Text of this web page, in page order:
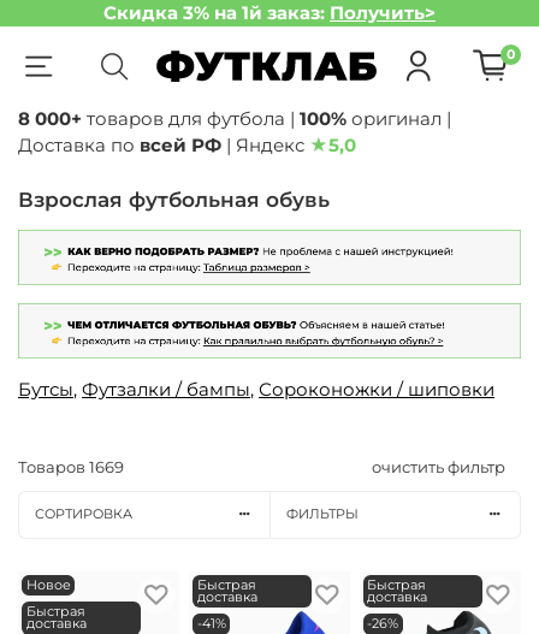
Скидка 3% на 1й заказ: Получить>
0
8 000+ товаров для футбола | 100% оригинал |
Доставка по всей РФ | Яндекс ★5,0
Взрослая футбольная обувь
Бутсы, Футзалки / бампы, Сороконожки / шиповки
Товаров 1669 очистить фильтр
СОРТИРОВКА ФИЛЬТРЫ
Новое
Быстрая
доставка
Быстрая
доставка
-41%
Быстрая
доставка
-26%